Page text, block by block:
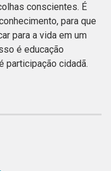
conscientes. É
para que
para a vida em um
é educação
participação cidadã.